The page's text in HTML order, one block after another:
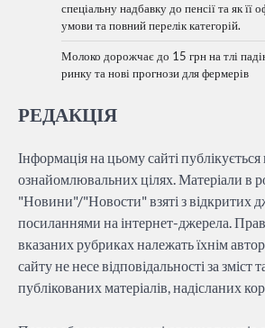
спеціальну надбавку до пенсії та як
умови та повний перелік категорій.
Молоко дорожчає до 15 грн на тлі
ринку та нові прогнози для фермерів
РЕДАКЦІЯ
Інформація на цьому сайті
ознайомлювальних цілях. Матеріали в
"Новини"/"Новости" взяті з відкритих
посиланнями на інтернет-джерела.
вказаних рубриках належать їхнім
сайту не несе відповідальності за зміст
публікованих матеріалів, надісланих